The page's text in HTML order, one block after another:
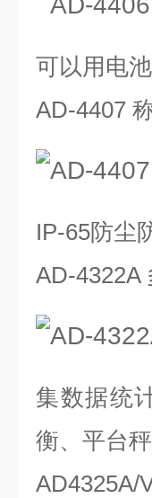
可以用电
AD-4407
IP-65防尘
AD-4322A
集数据统
衡、平台
AD4325A/